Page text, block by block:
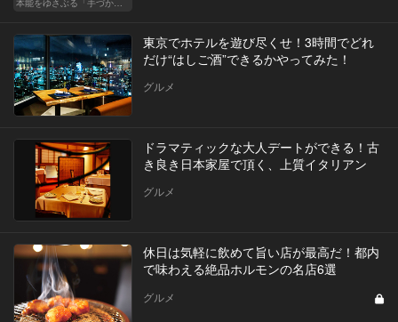
本能をゆさぶる「手づかみフード」のススメ！
東京でホテルを遊び尽くせ！3時間でどれ
だけ“はしご酒”できるかやってみた！
グルメ
ドラマティックな大人デートができる！古
き良き日本家屋で頂く、上質イタリアン
グルメ
休日は気軽に飲めて旨い店が最高だ！都内
で味わえる絶品ホルモンの名店6選
グルメ